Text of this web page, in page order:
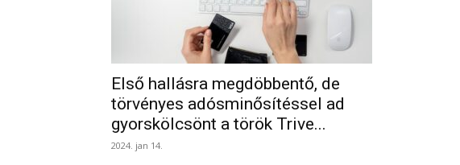
Első hallásra megdöbbentő, de
törvényes adósminősítéssel ad
gyorskölcsönt a török Trive...
2024. jan 14.